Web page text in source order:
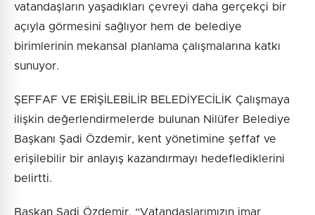
vatandaşların yaşadıkları çevreyi daha gerçekçi bir
açıyla görmesini sağlıyor hem de belediye
birimlerinin mekansal planlama çalışmalarına katkı
sunuyor.
ŞEFFAF VE ERİŞİLEBİLİR BELEDİYECİLİK Çalışmaya
ilişkin değerlendirmelerde bulunan Nilüfer Belediye
Başkanı Şadi Özdemir, kent yönetimine şeffaf ve
erişilebilir bir anlayış kazandırmayı hedeflediklerini
belirtti.
Başkan Şadi Özdemir, “Vatandaşlarımızın imar